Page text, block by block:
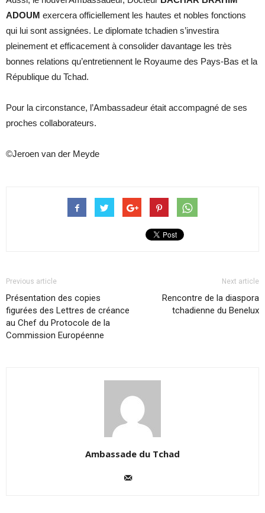
ADOUM exercera officiellement les hautes et nobles fonctions
qui lui sont assignées. Le diplomate tchadien s’investira
pleinement et efficacement à consolider davantage les très
bonnes relations qu’entretiennent le Royaume des Pays-Bas et la
République du Tchad.
Pour la circonstance, l’Ambassadeur était accompagné de ses
proches collaborateurs.
©Jeroen van der Meyde
Previous article
Présentation des copies
figurées des Lettres de créance
au Chef du Protocole de la
Commission Européenne
Next article
Rencontre de la diaspora
tchadienne du Benelux
Ambassade du Tchad